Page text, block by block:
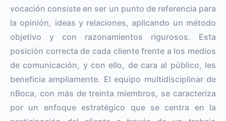
vocación consiste en ser un punto de referencia para
la opinión, ideas y relaciones, aplicando un método
objetivo y con razonamientos rigurosos. Esta
posición correcta de cada cliente frente a los medios
de comunicación, y con ello, de cara al público, les
beneficia ampliamente. El equipo multidisciplinar de
nBoca, con más de treinta miembros, se caracteriza
por un enfoque estratégico que se centra en la